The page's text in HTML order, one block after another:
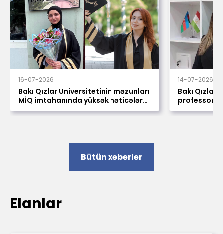
16-07-2026
Bakı Qızlar Universitetinin məzunları
MİQ imtahanında yüksək nəticələr
əldə ediblər
14-07-2026
Bakı
professoru
layiq
Bütün xəbərlər
Elanlar